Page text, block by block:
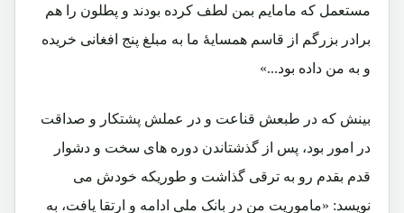
مستعمل که مامایم بمن لطف کرده بودند و پطلون را هم
برادر بزرگم از قاسم همسایۀ ما به مبلغ پنج افغانی خریده
و به من داده بود...»
بینش که در طبعش قناعت و در عملش پشتکار و صداقت
در امور بود، پس از گذشتاندن دوره های سخت و دشوار
قدم بقدم رو به ترقی گذاشت و طوریکه خودش می
نویسد: «ماموریت من در بانک ملی ادامه و ارتقا یافت، به